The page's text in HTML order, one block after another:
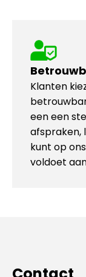
Klanten
een een
afspraken,
kunt op
voldoet